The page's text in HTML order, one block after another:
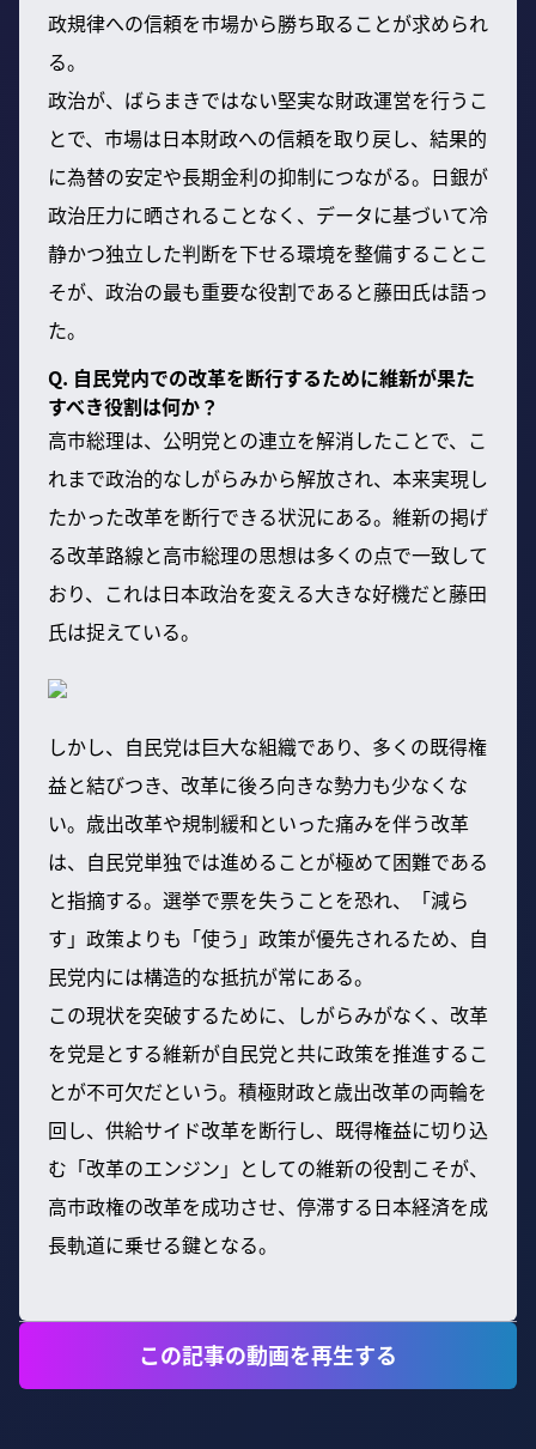
政規律への信頼を市場から勝ち取ることが求められ
る。
政治が、ばらまきではない堅実な財政運営を行うこ
とで、市場は日本財政への信頼を取り戻し、結果的
に為替の安定や長期金利の抑制につながる。日銀が
政治圧力に晒されることなく、データに基づいて冷
静かつ独立した判断を下せる環境を整備することこ
そが、政治の最も重要な役割であると藤田氏は語っ
た。
Q. 自民党内での改革を断行するために維新が果た
すべき役割は何か？
高市総理は、公明党との連立を解消したことで、こ
れまで政治的なしがらみから解放され、本来実現し
たかった改革を断行できる状況にある。維新の掲げ
る改革路線と高市総理の思想は多くの点で一致して
おり、これは日本政治を変える大きな好機だと藤田
氏は捉えている。
しかし、自民党は巨大な組織であり、多くの既得権
益と結びつき、改革に後ろ向きな勢力も少なくな
い。歳出改革や規制緩和といった痛みを伴う改革
は、自民党単独では進めることが極めて困難である
と指摘する。選挙で票を失うことを恐れ、「減ら
す」政策よりも「使う」政策が優先されるため、自
民党内には構造的な抵抗が常にある。
この現状を突破するために、しがらみがなく、改革
を党是とする維新が自民党と共に政策を推進するこ
とが不可欠だという。積極財政と歳出改革の両輪を
回し、供給サイド改革を断行し、既得権益に切り込
む「改革のエンジン」としての維新の役割こそが、
高市政権の改革を成功させ、停滞する日本経済を成
長軌道に乗せる鍵となる。
この記事の動画を再生する